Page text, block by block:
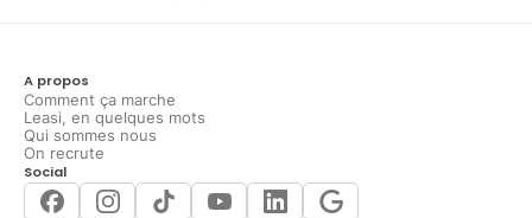
A propos
Comment ça marche
Leasi, en quelques mots
Qui sommes nous
On recrute
Social